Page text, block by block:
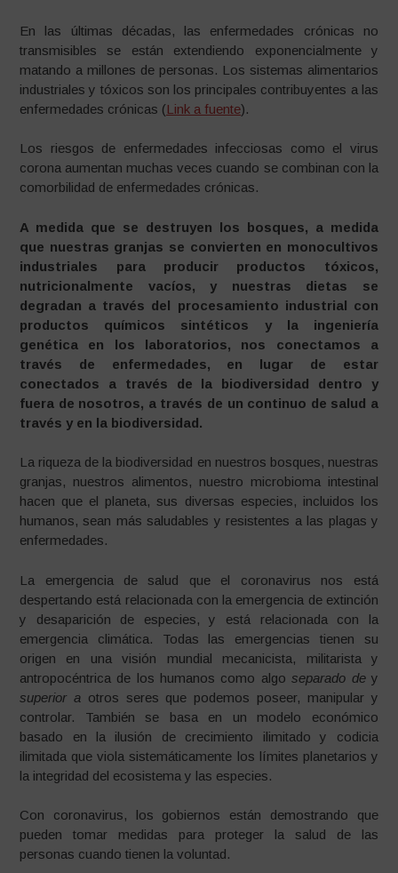
En las últimas décadas, las enfermedades crónicas no
transmisibles se están extendiendo exponencialmente y
matando a millones de personas. Los sistemas alimentarios
industriales y tóxicos son los principales contribuyentes a las
enfermedades crónicas (Link a fuente).
Los riesgos de enfermedades infecciosas como el virus
corona aumentan muchas veces cuando se combinan con la
comorbilidad de enfermedades crónicas.
A medida que se destruyen los bosques, a medida
que nuestras granjas se convierten en monocultivos
industriales para producir productos tóxicos,
nutricionalmente vacíos, y nuestras dietas se
degradan a través del procesamiento industrial con
productos químicos sintéticos y la ingeniería
genética en los laboratorios, nos conectamos a
través de enfermedades, en lugar de estar
conectados a través de la biodiversidad dentro y
fuera de nosotros, a través de un continuo de salud a
través y en la biodiversidad.
La riqueza de la biodiversidad en nuestros bosques, nuestras
granjas, nuestros alimentos, nuestro microbioma intestinal
hacen que el planeta, sus diversas especies, incluidos los
humanos, sean más saludables y resistentes a las plagas y
enfermedades.
La emergencia de salud que el coronavirus nos está
despertando está relacionada con la emergencia de extinción
y desaparición de especies, y está relacionada con la
emergencia climática. Todas las emergencias tienen su
origen en una visión mundial mecanicista, militarista y
antropocéntrica de los humanos como algoseparado dey
superior aotros seres que podemos poseer, manipular y
controlar. También se basa en un modelo económico
basado en la ilusión de crecimiento ilimitado y codicia
ilimitada que viola sistemáticamente los límites planetarios y
la integridad del ecosistema y las especies.
Con coronavirus, los gobiernos están demostrando que
pueden tomar medidas para proteger la salud de las
personas cuando tienen la voluntad.